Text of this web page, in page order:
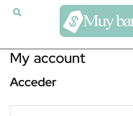
My account
Acceder
Obligatorio